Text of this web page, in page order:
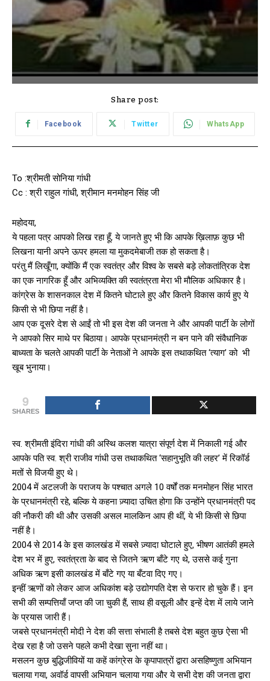
Share post:
Facebook Twitter WhatsApp
To :श्रीमती सोनिया गांधी
Cc : श्री राहुल गांधी, श्रीमान मनमोहन सिंह जी
महोदया,
ये पहला पत्र आपको लिख रहा हूँ, ये जानते हुए भी कि आपके ख़िलाफ़ कुछ भी
लिखना यानी अपने ऊपर हमला या मुकदमेबाजी तक हो सकता है।
परंतु मैं लिखूँगा, क्योंकि मैं एक स्वतंत्र और विश्व के सबसे बड़े लोकतांत्रिक देश
का एक नागरिक हूँ और अभिव्यक्ति की स्वतंत्रता मेरा भी मौलिक अधिकार है।
कांग्रेस के शासनकाल देश में कितने घोटाले हुए और कितने विकास कार्य हुए ये
किसी से भी छिपा नहीं है।
आप एक दूसरे देश से आईं तो भी इस देश की जनता ने और आपकी पार्टी के लोगों
ने आपको सिर माथे पर बिठाया। आपके प्रधानमंत्री न बन पाने की संवैधानिक
बाध्यता के चलते आपकी पार्टी के नेताओं ने आपके इस तथाकथित ‘त्याग’ को भी
खूब भुनाया।
9
SHARES
स्व. श्रीमती इंदिरा गांधी की अस्थि कलश यात्रा संपूर्ण देश में निकाली गई और
आपके पति स्व. श्री राजीव गांधी उस तथाकथित ‘सहानुभूति की लहर’ में रिकॉर्ड
मतों से विजयी हुए थे।
2004 में अटलजी के पराजय के पश्चात अगले 10 वर्षों तक मनमोहन सिंह भारत
के प्रधानमंत्री रहे, बल्कि ये कहना ज़्यादा उचित होगा कि उन्होंने प्रधानमंत्री पद
की नौकरी की थी और उसकी असल मालकिन आप ही थीं, ये भी किसी से छिपा
नहीं है।
2004 से 2014 के इस कालखंड में सबसे ज़्यादा घोटाले हुए, भीषण आतंकी हमले
देश भर में हुए, स्वतंत्रता के बाद से जितने ऋण बाँटे गए थे, उससे कई गुना
अधिक ऋण इसी कालखंड में बाँटे गए या बँटवा दिए गए।
इन्हीं ऋणों को लेकर आज अधिकांश बड़े उद्योगपति देश से फरार हो चुके हैं। इन
सभी की सम्पत्तियाँ जप्त की जा चुकी हैं, साथ ही वसूली और इन्हें देश में लाये जाने
के प्रयास जारी हैं।
जबसे प्रधानमंत्री मोदी ने देश की सत्ता संभाली है तबसे देश बहुत कुछ ऐसा भी
देख रहा है जो उसने पहले कभी देखा सुना नहीं था।
मसलन कुछ बुद्धिजीवियों या कहें कांग्रेस के कृपापात्रों द्वारा असहिष्णुता अभियान
चलाया गया, अवॉर्ड वापसी अभियान चलाया गया और ये सभी देश की जनता द्वारा